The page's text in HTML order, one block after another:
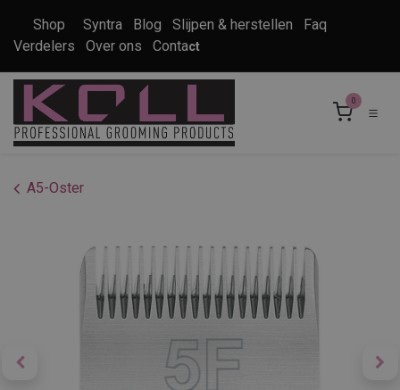
Shop Syntra Blog Slijpen & herstellen
Faq
Verdelers
Over ons Contact
0
A5-Oster